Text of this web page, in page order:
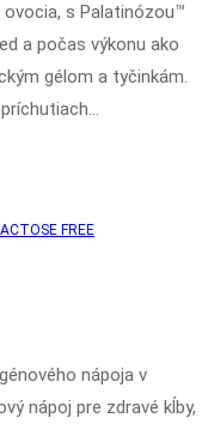
s Palatinózou™
a počas výkonu ako
gélom a tyčinkám.
FREE
nápoja v
nápoj pre zdravé kĺby,